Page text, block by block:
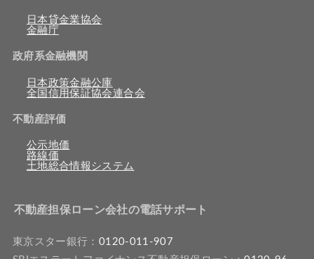
日本貸金業協会
金融庁
政府系金融機関
日本政策金融公庫
全国信用保証協会連合会
不動産評価
公示地価
路線価
土地総合情報システム
不動産担保ローン会社の電話サポート
東京スター銀行： 0120-011-907